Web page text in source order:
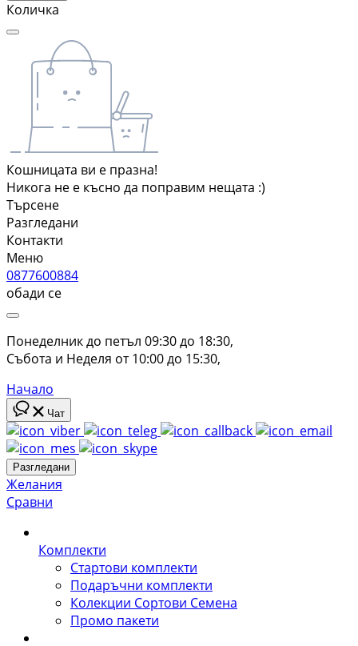
Количка
Кошницата ви е празна!
Никога не е късно да поправим нещата :)
Търсене
Разгледани
Контакти
Меню
0877600884
обади се
Понеделник до петъл 09:30 до 18:30,
Събота и Неделя от 10:00 до 15:30,
Начало
Чат
Разгледани
Желания
Сравни
Комплекти
Стартови комплекти
Подаръчни комплекти
Колекции Сортови Семена
Промо пакети